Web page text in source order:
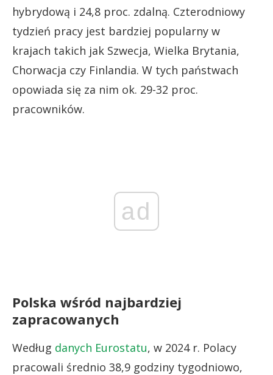
hybrydową i 24,8 proc. zdalną. Czterodniowy
tydzień pracy jest bardziej popularny w
krajach takich jak Szwecja, Wielka Brytania,
Chorwacja czy Finlandia. W tych państwach
opowiada się za nim ok. 29-32 proc.
pracowników.
ad
Polska wśród najbardziej
zapracowanych
Według danych Eurostatu, w 2024 r. Polacy
pracowali średnio 38,9 godziny tygodniowo,